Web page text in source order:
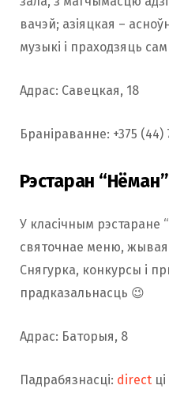
вачэй; азіяцкая –
музыкі і праходзяць
Адрас: Савецкая, 18
Браніраванне: +375 (44)
Рэстаран
У класічным рэстаране
святочнае меню, жывая
Снягурка, конкурсы і
прадказальнасць 😉
Адрас: Баторыя, 8
Падрабязнасці: direct